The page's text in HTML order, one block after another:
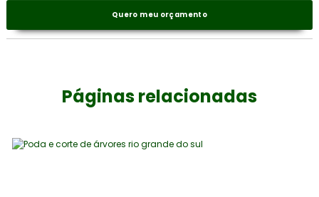
Quero meu orçamento
Páginas relacionadas